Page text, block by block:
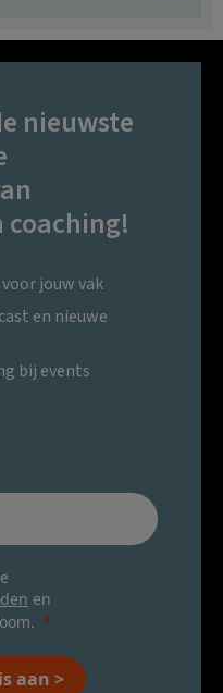
nieuwste
jouw vak
en nieuwe
bij events
en
aan >